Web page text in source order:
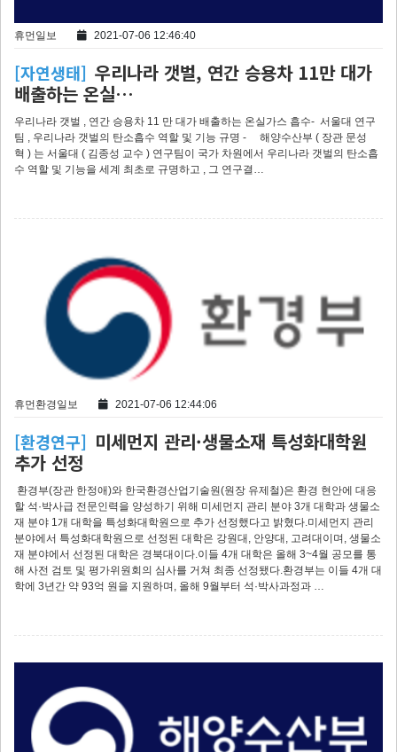
휴먼일보 2021-07-06 12:46:40
[자연생태] 우리나라 갯벌, 연간 승용차 11만 대가
배출하는 온실…
우리나라 갯벌 , 연간 승용차 11 만 대가 배출하는 온실가스 흡수- 서울대 연구
팀 , 우리나라 갯벌의 탄소흡수 역할 및 기능 규명 - 해양수산부 ( 장관 문성
혁 ) 는 서울대 ( 김종성 교수 ) 연구팀이 국가 차원에서 우리나라 갯벌의 탄소흡
수 역할 및 기능을 세계 최초로 규명하고 , 그 연구결…
휴먼환경일보 2021-07-06 12:44:06
[환경연구] 미세먼지 관리·생물소재 특성화대학원
추가 선정
환경부(장관 한정애)와 한국환경산업기술원(원장 유제철)은 환경 현안에 대응
할 석·박사급 전문인력을 양성하기 위해 미세먼지 관리 분야 3개 대학과 생물소
재 분야 1개 대학을 특성화대학원으로 추가 선정했다고 밝혔다.미세먼지 관리
분야에서 특성화대학원으로 선정된 대학은 강원대, 안양대, 고려대이며, 생물소
재 분야에서 선정된 대학은 경북대이다.이들 4개 대학은 올해 3~4월 공모를 통
해 사전 검토 및 평가위원회의 심사를 거쳐 최종 선정됐다.환경부는 이들 4개 대
학에 3년간 약 93억 원을 지원하며, 올해 9월부터 석·박사과정과 …